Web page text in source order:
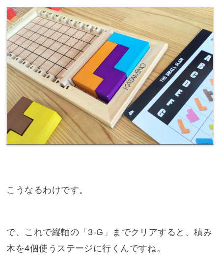
こうなるわけです。
で、これで縦軸の「3-G」までクリアすると、積み
木を4個使うステージに行くんですね。